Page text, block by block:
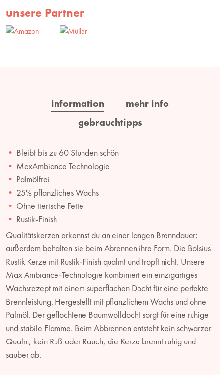
unsere Partner
information
mehr info
gebrauchtipps
Bleibt bis zu 60 Stunden schön
MaxAmbiance Technologie
Palmölfrei
25% pflanzliches Wachs
Ohne tierische Fette
Rustik-Finish
Qualitätskerzen erkennst du an einer langen Brenndauer;
außerdem behalten sie beim Abrennen ihre Form. Die Bolsius
Rustik Kerze mit Rustik-Finish qualmt und tropft nicht. Unsere
Max Ambiance-Technologie kombiniert ein einzigartiges
Wachsrezept mit einem superflachen Docht für eine perfekte
Brennleistung. Hergestellt mit pflanzlichem Wachs und ohne
Palmöl. Der geflochtene Baumwolldocht sorgt für eine ruhige
und stabile Flamme. Beim Abbrennen entsteht kein schwarzer
Qualm, kein Ruß oder Rauch, die Kerze brennt ruhig und
sauber ab.